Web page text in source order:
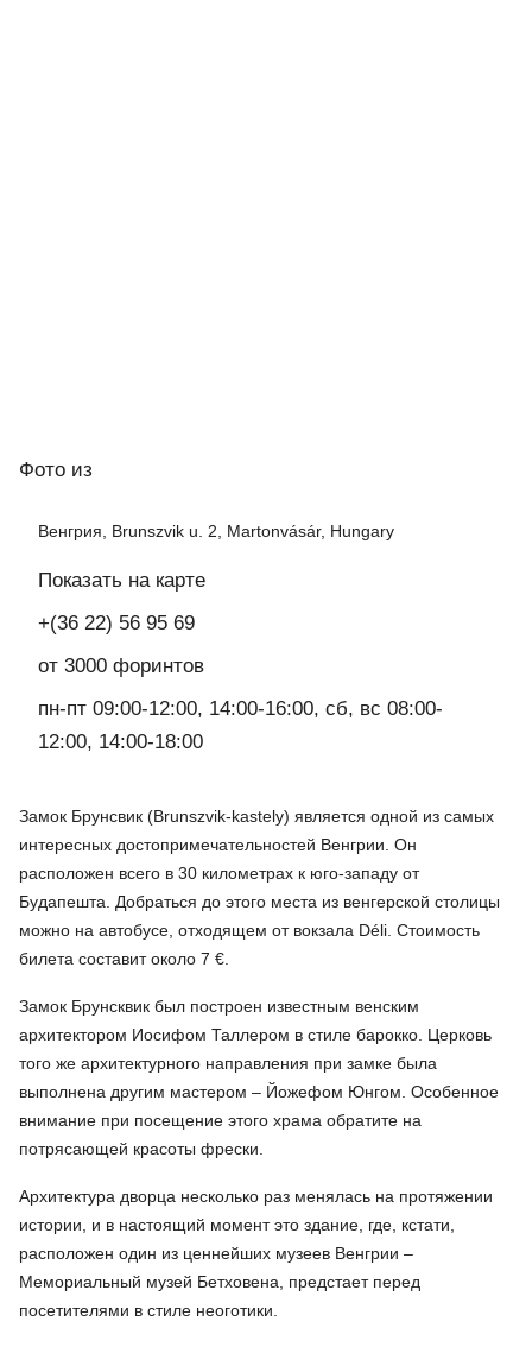
Фото из
Венгрия, Brunszvik u. 2, Martonvásár, Hungary
Показать на карте
+(36 22) 56 95 69
от 3000 форинтов
пн-пт 09:00-12:00, 14:00-16:00, сб, вс 08:00-
12:00, 14:00-18:00
Замок Брунсвик (Brunszvik-kastеly) является одной из самых
интересных достопримечательностей Венгрии. Он
расположен всего в 30 километрах к юго-западу от
Будапешта. Добраться до этого места из венгерской столицы
можно на автобусе, отходящем от вокзала Déli. Стоимость
билета составит около 7 €.
Замок Брунсквик был построен известным венским
архитектором Иосифом Таллером в стиле барокко. Церковь
того же архитектурного направления при замке была
выполнена другим мастером – Йожефом Юнгом. Особенное
внимание при посещение этого храма обратите на
потрясающей красоты фрески.
Архитектура дворца несколько раз менялась на протяжении
истории, и в настоящий момент это здание, где, кстати,
расположен один из ценнейших музеев Венгрии –
Мемориальный музей Бетховена, предстает перед
посетителями в стиле неоготики.